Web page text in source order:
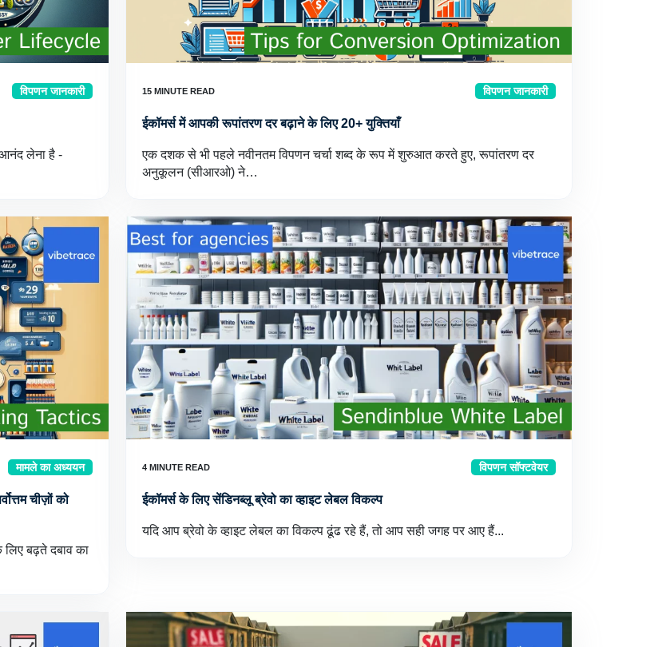
विपणन जानकारी
लेना है -
विपणन जानकारी
ईकॉमर्स में आपकी रूपांतरण दर बढ़ाने के लिए 20+ युक्तियाँ
एक दशक से भी पहले नवीनतम विपणन चर्चा शब्द के रूप में शुरुआत करते हुए, रूपांतरण दर
अनुकूलन (सीआरओ) ने…
मामले का अध्ययन
चीज़ों को
बढ़ते दबाव का
विपणन सॉफ्टवेयर
ईकॉमर्स के लिए सेंडिनब्लू ब्रेवो का व्हाइट लेबल विकल्प
यदि आप ब्रेवो के व्हाइट लेबल का विकल्प ढूंढ रहे हैं, तो आप सही जगह पर आए हैं...